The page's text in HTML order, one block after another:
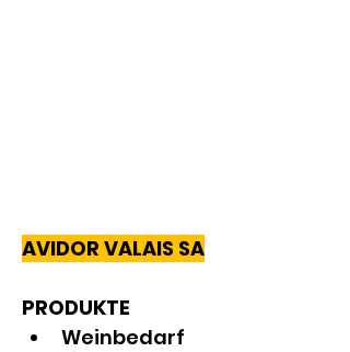
AVIDOR VALAIS SA
PRODUKTE
Weinbedarf